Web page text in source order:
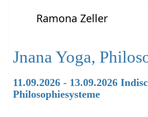
Ramona Zeller
Jnana Yoga,
11.09.2026 - 13.09.2026
Philosophiesysteme